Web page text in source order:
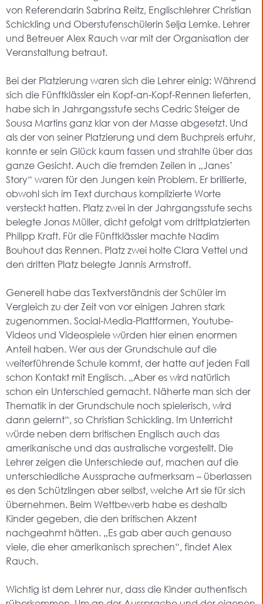
von Referendarin Sabrina Reitz, Englischlehrer Christian
Schickling und Oberstufenschülerin Selja Lemke. Lehrer
und Betreuer Alex Rauch war mit der Organisation der
Veranstaltung betraut.
Bei der Platzierung waren sich die Lehrer einig: Während
sich die Fünftklässler ein Kopf-an-Kopf-Rennen lieferten,
habe sich in Jahrgangsstufe sechs Cedric Steiger de
Sousa Martins ganz klar von der Masse abgesetzt. Und
als der von seiner Platzierung und dem Buchpreis erfuhr,
konnte er sein Glück kaum fassen und strahlte über das
ganze Gesicht. Auch die fremden Zeilen in „Janes’
Story“ waren für den Jungen kein Problem. Er brillierte,
obwohl sich im Text durchaus komplizierte Worte
versteckt hatten. Platz zwei in der Jahrgangsstufe sechs
belegte Jonas Müller, dicht gefolgt vom drittplatzierten
Philipp Kraft. Für die Fünftklässler machte Nadim
Bouhout das Rennen. Platz zwei holte Clara Vettel und
den dritten Platz belegte Jannis Armstroff.
Generell habe das Textverständnis der Schüler im
Vergleich zu der Zeit von vor einigen Jahren stark
zugenommen. Social-Media-Plattformen, Youtube-
Videos und Videospiele würden hier einen enormen
Anteil haben. Wer aus der Grundschule auf die
weiterführende Schule kommt, der hatte auf jeden Fall
schon Kontakt mit Englisch. „Aber es wird natürlich
schon ein Unterschied gemacht. Näherte man sich der
Thematik in der Grundschule noch spielerisch, wird
dann gelernt“, so Christian Schickling. Im Unterricht
würde neben dem britischen Englisch auch das
amerikanische und das australische vorgestellt. Die
Lehrer zeigen die Unterschiede auf, machen auf die
unterschiedliche Aussprache aufmerksam – überlassen
es den Schützlingen aber selbst, welche Art sie für sich
übernehmen. Beim Wettbewerb habe es deshalb
Kinder gegeben, die den britischen Akzent
nachgeahmt hätten. „Es gab aber auch genauso
viele, die eher amerikanisch sprechen“, findet Alex
Rauch.
Wichtig ist dem Lehrer nur, dass die Kinder authentisch